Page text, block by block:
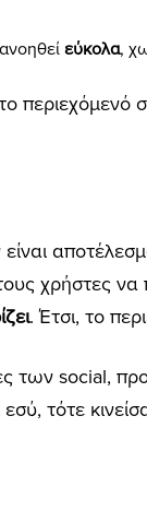
εύκολα,
περιεχόμενό
τους χρήστες
. Έτσι, το
των social,
τότε